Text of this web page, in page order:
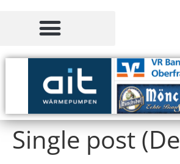
Single post